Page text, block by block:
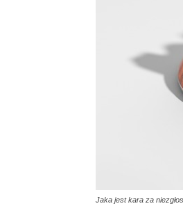
Jaka jest kara za